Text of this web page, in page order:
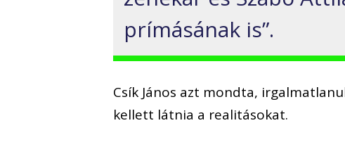
prímásának is”.
Csík János azt mondta,
kellett látnia a realitásokat.